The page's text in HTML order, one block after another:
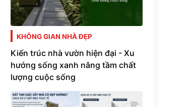
KHÔNG GIAN NHÀ ĐẸP
Kiến trúc nhà vườn hiện đại - Xu
hướng sống xanh nâng tầm chất
lượng cuộc sống